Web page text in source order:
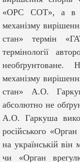
«ОРС СОТ», а в
механізму
стан» термін
термінології
необґрунтоване.
механізму
стан» А.О.
абсолютно не
А.О. Гаркуша
російського «Орган
на українській
чи «Орган